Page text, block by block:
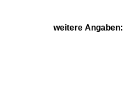
weitere Angaben: